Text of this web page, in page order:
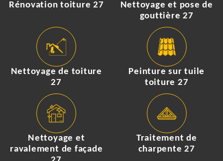
Rénovation toiture 27
Nettoyage et pose de
gouttière 27
Nettoyage de toiture
27
Peinture sur tuile
toiture 27
Nettoyage et
ravalement de façade
Traitement de
charpente 27